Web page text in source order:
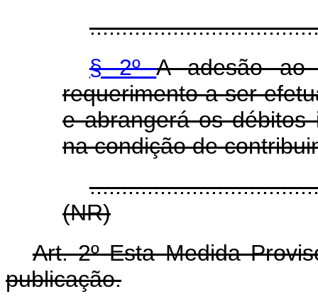
§ 2ºA adesão ao
requerimento a ser
e abrangerá os débitos
na condição de
(NR)
Art. 2º Esta Medida
publicação.